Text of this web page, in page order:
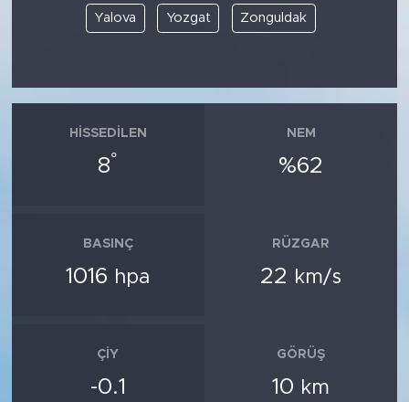
Yalova Yozgat Zonguldak
HISSEDILEN
8°
NEM
%62
BASINÇ
1016 hpa
RÜZGAR
22 km/s
ÇIY
-0.1
GÖRÜŞ
10 km